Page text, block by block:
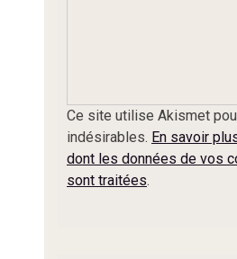
Ce site utilise Akismet
indésirables. En savoir
dont les données de vos
sont traitées.